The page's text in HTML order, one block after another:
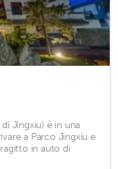
Jingxiu) è in una
a Parco Jingxiu e
in auto di